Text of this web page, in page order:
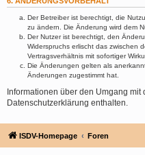
Der Betreiber ist berechtigt, die
zu ändern. Die Änderung wird dem
Der Nutzer ist berechtigt, den
Widerspruchs erlischt das zwischen
Vertragsverhältnis mit sofortiger
Die Änderungen gelten als
Änderungen zugestimmt hat.
Informationen über den Umgang
Datenschutzerklärung enthalten.
ISDV-Homepage Foren